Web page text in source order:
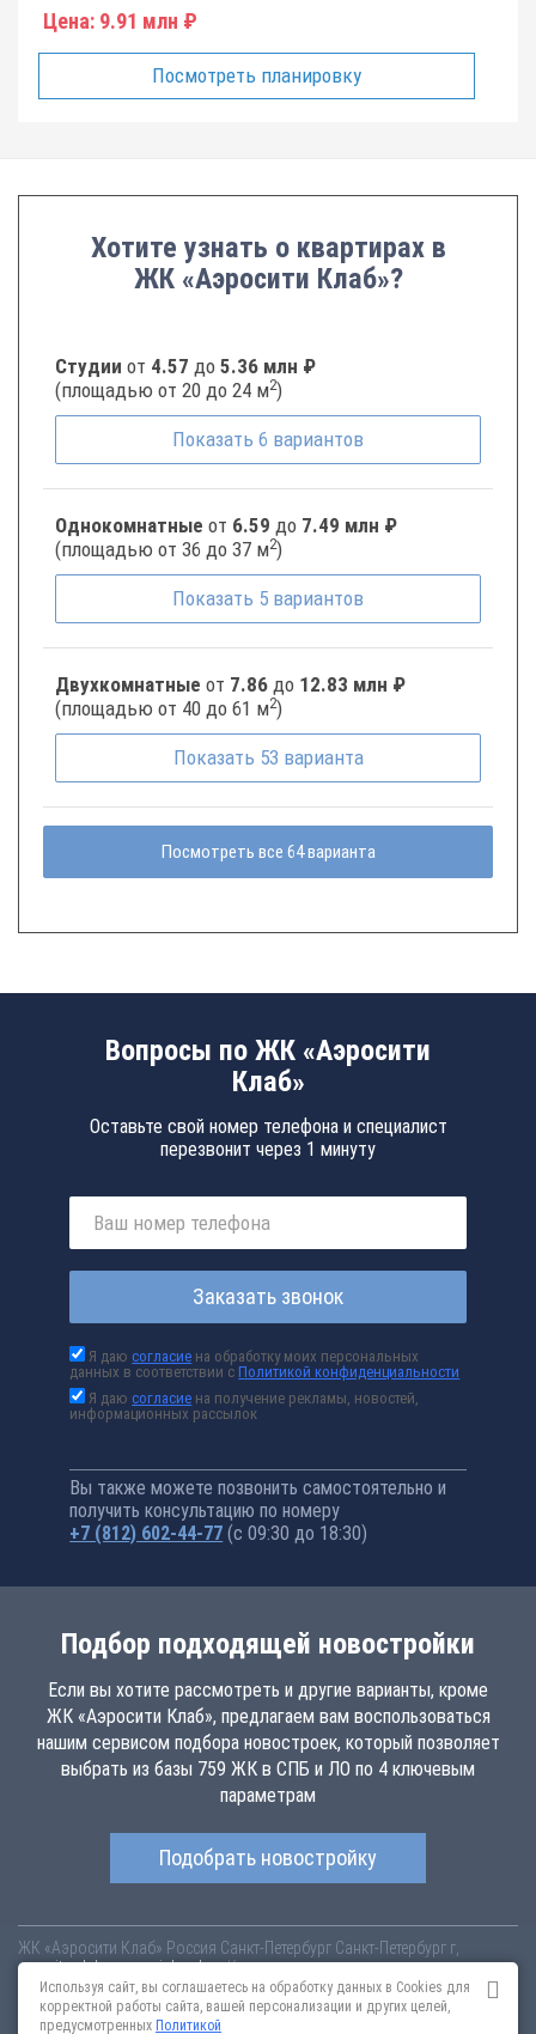
Цена: 9.91 млн ₽
Посмотреть планировку
Хотите узнать о квартирах в
ЖК «Аэросити Клаб»?
Студии от 4.57 до 5.36 млн ₽
(площадью от 20 до 24 м2)
Показать 6 вариантов
Однокомнатные от 6.59 до 7.49 млн ₽
(площадью от 36 до 37 м2)
Показать 5 вариантов
Двухкомнатные от 7.86 до 12.83 млн ₽
(площадью от 40 до 61 м2)
Показать 53 варианта
Посмотреть все 64 варианта
Вопросы по ЖК «Аэросити
Клаб»
Оставьте свой номер телефона и специалист
перезвонит через 1 минуту
Заказать звонок
Я даюсогласие на обработку моих персональных
данных в соответствии сПолитикой конфиденциальности
Я даюсогласие на получение рекламы, новостей,
информационных рассылок
Вы также можете позвонить самостоятельно и
получить консультацию по номеру
+7 (812) 602-44-77 (с 09:30 до 18:30)
Подбор подходящей новостройки
Если вы хотите рассмотреть и другие варианты, кроме
ЖК «Аэросити Клаб», предлагаем вам воспользоваться
нашим сервисом подбора новостроек, который позволяет
выбрать из базы 759 ЖК в СПБ и ЛО по 4 ключевым
параметрам
Подобрать новостройку
ЖК «Аэросити Клаб» Россия Санкт-Петербург Санкт-Петербург г,
aerocity-club.novopoisk.spb.ruКупить квартиру в новом жилом
комплексе «Аэросити Клаб» от «Лидер Групп» в Шушарах. Квартиры
различных планировок от 4.57 млн рублей!
Используя сайт, вы соглашаетесь на обработку данных в Cookies для
корректной работы сайта, вашей персонализации и других целей,
предусмотренных Политикой